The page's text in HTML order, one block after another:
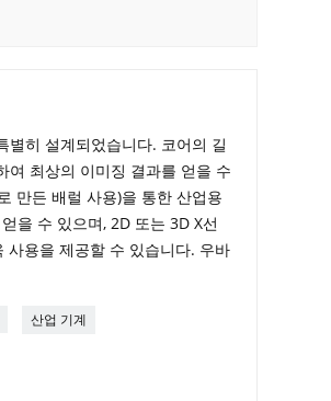
별히 설계되었습니다. 코어의 길
여 최상의 이미징 결과를 얻을 수
만든 배럴 사용)을 통한 산업용
을 수 있으며, 2D 또는 3D X선
사용을 제공할 수 있습니다. 우바
산업 기계